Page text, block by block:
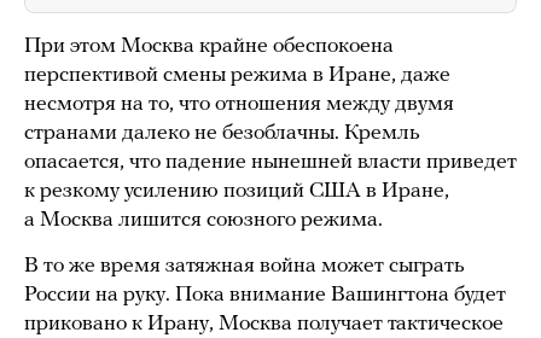
При этом Москва крайне обеспокоена
перспективой смены режима в Иране, даже
несмотря на то, что отношения между двумя
странами далеко не безоблачны. Кремль
опасается, что падение нынешней власти приведет
к резкому усилению позиций США в Иране,
а Москва лишится союзного режима.
В то же время затяжная война может сыграть
России на руку. Пока внимание Вашингтона будет
приковано к Ирану, Москва получает тактическое